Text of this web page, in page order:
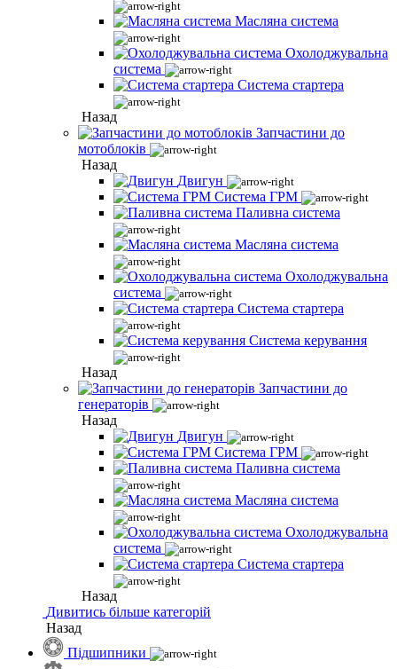
Масляна система
Охолоджувальна
система
Система стартера
Назад
Запчастини до
мотоблоків
Назад
Двигун
Система ГРМ
Паливна система
Масляна система
Охолоджувальна
система
Система стартера
Система керування
Назад
Запчастини до
генераторів
Назад
Двигун
Система ГРМ
Паливна система
Масляна система
Охолоджувальна
система
Система стартера
Назад
Дивитись більше категорій
Назад
Підшипники